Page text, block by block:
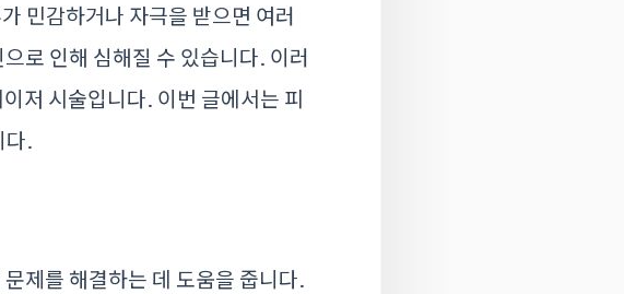
민감하거나 자극을 받으면 여러
로 인해 심해질 수 있습니다. 이러
저 시술입니다. 이번 글에서는 피
다.
제를 해결하는 데 도움을 줍니다.